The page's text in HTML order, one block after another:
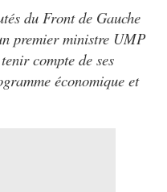
du Front de Gauche
premier ministre UMP
compte de ses
économique et